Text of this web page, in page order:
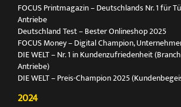
FOCUS Printmagazin – Deutschlands Nr. 1 für
Antriebe
Deutschland Test – Bester Onlineshop 2025
FOCUS Money – Digital Champion,
DIE WELT – Nr. 1 in Kundenzufriedenheit
Antriebe)
DIE WELT – Preis-Champion 2025
2024